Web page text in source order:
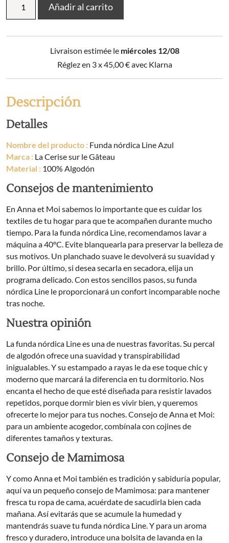
Nórdica
Línea
Añadir al carrito
Livraison estimée le miércoles 12/08
Réglez en 3 x45,00€avec Klarna
Descripción
Detalles
Nombre del producto : Funda nórdica Line Azul
Marca : La Cerise sur le Gâteau
Material : 100% Algodón
Consejos de mantenimiento
En Anna et Moi sabemos lo importante que es cuidar los
textiles de tu hogar para que te acompañen durante mucho
tiempo. Para la funda nórdica Line, recomendamos lavar a
máquina a 40°C. Evite blanquearla para preservar la belleza de
sus motivos. Un planchado suave le devolverá su suavidad y
brillo. Por último, si desea secarla en secadora, elija un
programa delicado. Con estos sencillos pasos, su funda
nórdica Line le proporcionará un confort incomparable noche
tras noche.
Nuestra opinión
La funda nórdica Line es una de nuestras favoritas. Su percal
de algodón ofrece una suavidad y transpirabilidad
inigualables. Y su estampado a rayas le da ese toque chic y
moderno que marcará la diferencia en tu dormitorio. Nos
encanta el hecho de que esté diseñada para resistir lavados
repetidos, porque dormir bien es vivir bien, y queremos
ofrecerte lo mejor para tus noches. Consejo de Anna et Moi:
para un ambiente acogedor, combínala con cojines de
diferentes tamaños y texturas.
Consejo de Mamimosa
Y como Anna et Moi también es tradición y sabiduría popular,
aquí va un pequeño consejo de Mamimosa: para mantener
fresca tu ropa de cama, acuérdate de sacudirla bien cada
mañana. Así evitarás que se acumule la humedad y
mantendrás suave tu funda nórdica Line. Y para un aroma
fresco y duradero, introduce una bolsita de lavanda en la